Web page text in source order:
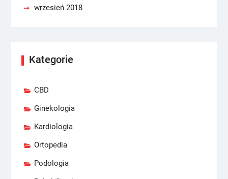
wrzesień 2018
Kategorie
CBD
Ginekologia
Kardiologia
Ortopedia
Podologia